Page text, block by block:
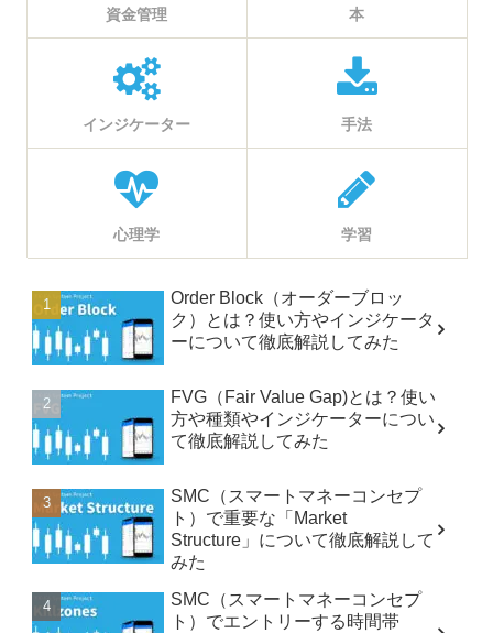
資金管理 本
インジケーター 手法
心理学 学習
Order Block（オーダーブロッ
ク）とは？使い方やインジケータ
ーについて徹底解説してみた
FVG（Fair Value Gap)とは？使い
方や種類やインジケーターについ
て徹底解説してみた
SMC（スマートマネーコンセプ
ト）で重要な「Market
Structure」について徹底解説して
みた
SMC（スマートマネーコンセプ
ト）でエントリーする時間帯